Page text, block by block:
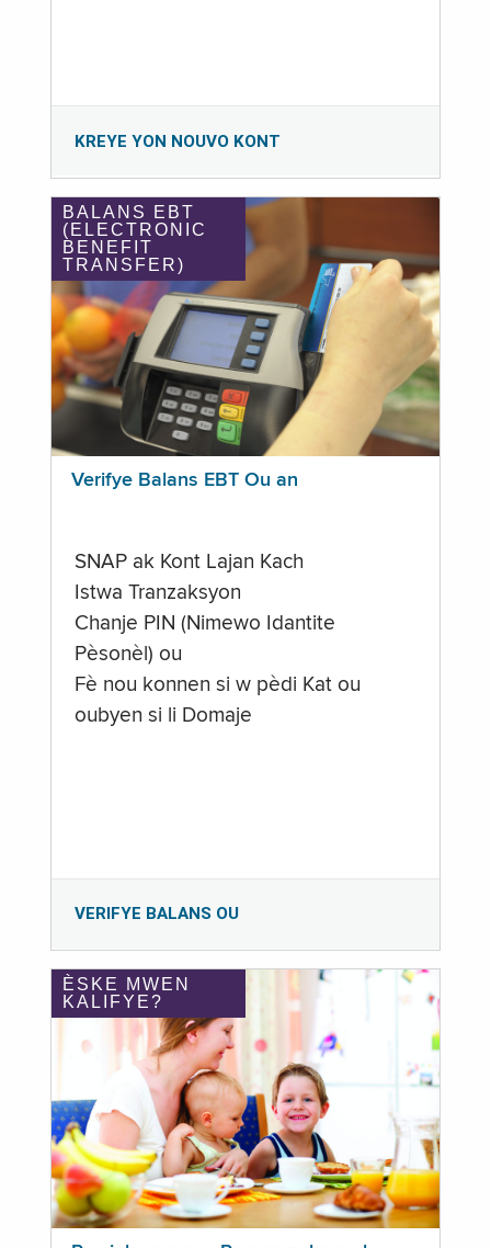
KREYE YON NOUVO KONT
BALANS EBT
(ELECTRONIC
BENEFIT
TRANSFER)
Verifye Balans EBT Ou an
SNAP ak Kont Lajan Kach
Istwa Tranzaksyon
Chanje PIN (Nimewo Idantite
Pèsonèl) ou
Fè nou konnen si w pèdi Kat ou
oubyen si li Domaje
VERIFYE BALANS OU
ÈSKE MWEN
KALIFYE?